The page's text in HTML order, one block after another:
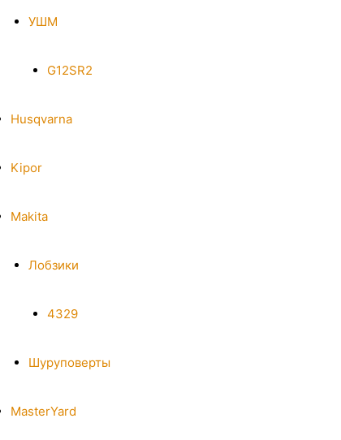
УШМ
G12SR2
Husqvarna
Kipor
Makita
Лобзики
4329
Шуруповерты
MasterYard